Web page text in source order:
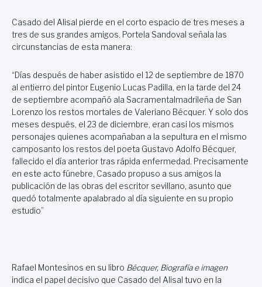
Casado del Alisal pierde en el corto espacio de tres meses a
tres de sus grandes amigos. Portela Sandoval señala las
circunstancias de esta manera:
“Días después de haber asistido el 12 de septiembre de 1870
al entierro del pintor Eugenio Lucas Padilla, en la tarde del 24
de septiembre acompañó ala Sacramentalmadrileña de San
Lorenzo los restos mortales de Valeriano Bécquer. Y solo dos
meses después, el 23 de diciembre, eran casi los mismos
personajes quienes acompañaban a la sepultura en el mismo
camposanto los restos del poeta Gustavo Adolfo Bécquer,
fallecido el día anterior tras rápida enfermedad. Precisamente
en este acto fúnebre, Casado propuso a sus amigos la
publicación de las obras del escritor sevillano, asunto que
quedó totalmente apalabrado al día siguiente en su propio
estudio”
Rafael Montesinos en su libro Bécquer, Biografía e imagen
indica el papel decisivo que Casado del Alisal tuvo en la